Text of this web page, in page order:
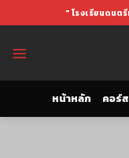
to
" โรงเรียนดนตรี
หน้าหลัก คอร์